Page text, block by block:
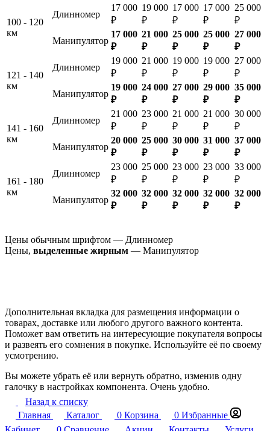
100 - 120
км
Длинномер
17 000
₽
19 000
₽
17 000
₽
17 000
₽
25 000
₽
Манипулятор
17 000
₽
21 000
₽
25 000
₽
25 000
₽
27 000
₽
121 - 140
км
Длинномер
19 000
₽
21 000
₽
19 000
₽
19 000
₽
27 000
₽
Манипулятор
19 000
₽
24 000
₽
27 000
₽
29 000
₽
35 000
₽
141 - 160
км
Длинномер
21 000
₽
23 000
₽
21 000
₽
21 000
₽
30 000
₽
Манипулятор
20 000
₽
25 000
₽
30 000
₽
31 000
₽
37 000
₽
161 - 180
км
Длинномер
23 000
₽
25 000
₽
23 000
₽
23 000
₽
33 000
₽
Манипулятор
32 000
₽
32 000
₽
32 000
₽
32 000
₽
32 000
₽
Цены обычным шрифтом — Длинномер
Цены, выделенные жирным — Манипулятор
Дополнительная вкладка для размещения информации о
товарах, доставке или любого другого важного контента.
Поможет вам ответить на интересующие покупателя вопросы
и развеять его сомнения в покупке. Используйте её по своему
усмотрению.
Вы можете убрать её или вернуть обратно, изменив одну
галочку в настройках компонента. Очень удобно.
Назад к списку
Главная
Каталог 0 Корзина 0 Избранные